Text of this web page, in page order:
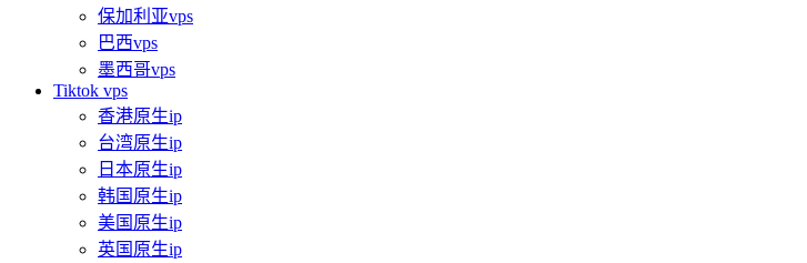
保加利亚vps
巴西vps
墨西哥vps
Tiktok vps
香港原生ip
台湾原生ip
日本原生ip
韩国原生ip
美国原生ip
英国原生ip